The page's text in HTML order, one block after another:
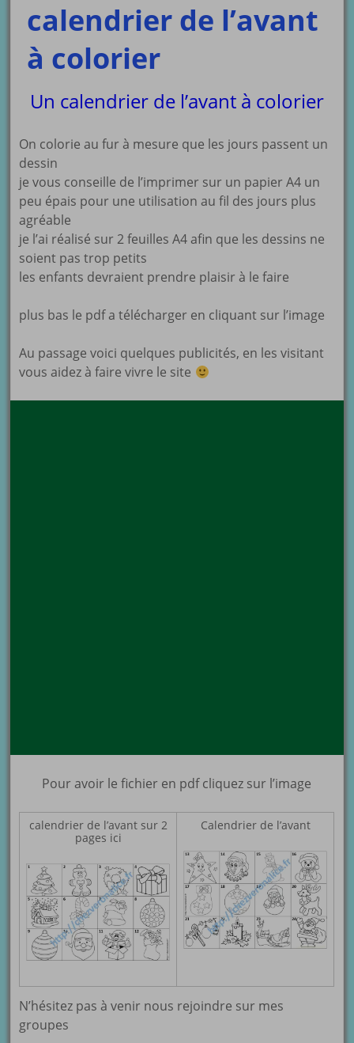
calendrier de l’avant
à colorier
Un calendrier de l’avant à colorier
On colorie au fur à mesure que les jours passent un
dessin
je vous conseille de l’imprimer sur un papier A4 un
peu épais pour une utilisation au fil des jours plus
agréable
je l’ai réalisé sur 2 feuilles A4 afin que les dessins ne
soient pas trop petits
les enfants devraient prendre plaisir à le faire
plus bas le pdf a télécharger en cliquant sur l’image
Au passage voici quelques publicités, en les visitant
vous aidez à faire vivre le site
Pour avoir le fichier en pdf cliquez sur l’image
calendrier de l’avant sur 2
pages ici
Calendrier de l’avant
N’hésitez pas à venir nous rejoindre sur mes
groupes